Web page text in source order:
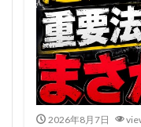
2026年8月7日